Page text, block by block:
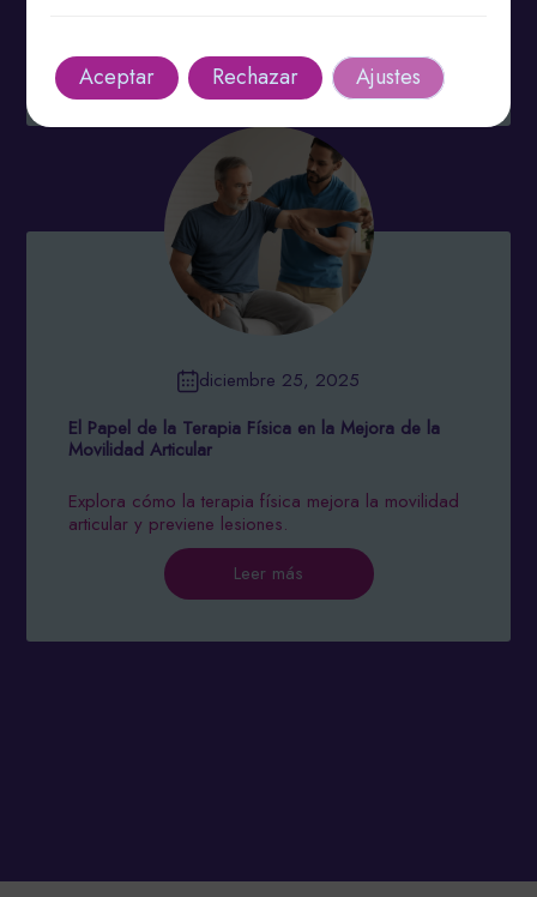
Leer más
diciembre 25, 2025
El Papel de la Terapia Física en la Mejora de la
Movilidad Articular
Explora cómo la terapia física mejora la movilidad
articular y previene lesiones.
Leer más
Aceptar Rechazar Ajustes